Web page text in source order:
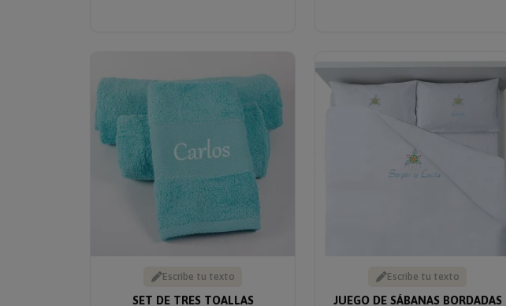
Escribe tu texto
SET DE TRES TOALLAS
Escribe tu texto
JUEGO DE SÁBANAS BORDADAS